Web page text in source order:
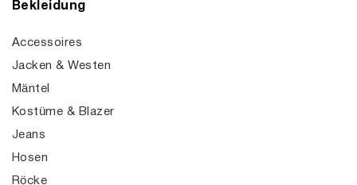
Bekleidung
Accessoires
Jacken & Westen
Mäntel
Kostüme & Blazer
Jeans
Hosen
Röcke